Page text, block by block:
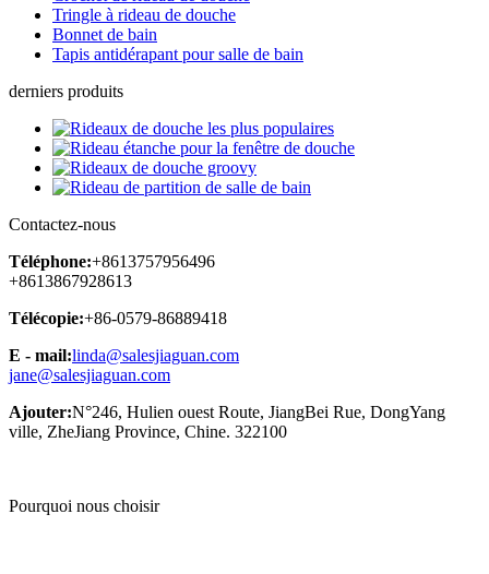
Tringle à rideau de douche
Bonnet de bain
Tapis antidérapant pour salle de bain
derniers produits
Contactez-nous
Téléphone:+8613757956496
+8613867928613
Télécopie:+86-0579-86889418
E - mail:linda@salesjiaguan.com
jane@salesjiaguan.com
Ajouter:N°246, Hulien ouest Route, JiangBei Rue, DongYang
ville, ZheJiang Province, Chine. 322100
Pourquoi nous choisir